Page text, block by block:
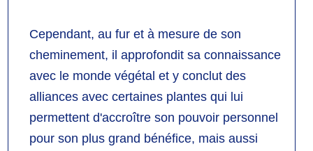
Cependant, au fur et à mesure de son
cheminement, il approfondit sa connaissance
avec le monde végétal et y conclut des
alliances avec certaines plantes qui lui
permettent d'accroître son pouvoir personnel
pour son plus grand bénéfice, mais aussi